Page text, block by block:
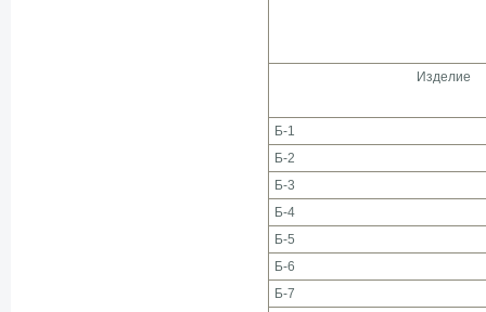
Изделие
Б-1
Б-2
Б-3
Б-4
Б-5
Б-6
Б-7